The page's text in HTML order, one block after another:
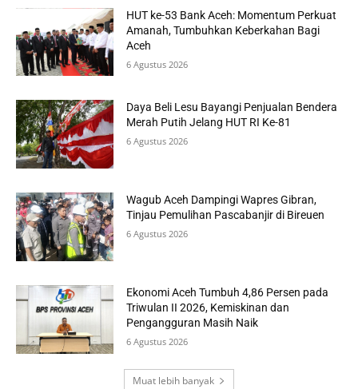
HUT ke-53 Bank Aceh: Momentum Perkuat
Amanah, Tumbuhkan Keberkahan Bagi
Aceh
6 Agustus 2026
Daya Beli Lesu Bayangi Penjualan Bendera
Merah Putih Jelang HUT RI Ke-81
6 Agustus 2026
Wagub Aceh Dampingi Wapres Gibran,
Tinjau Pemulihan Pascabanjir di Bireuen
6 Agustus 2026
Ekonomi Aceh Tumbuh 4,86 Persen pada
Triwulan II 2026, Kemiskinan dan
Pengangguran Masih Naik
6 Agustus 2026
Muat lebih banyak